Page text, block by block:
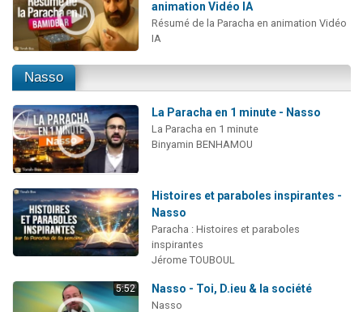
animation Vidéo IA
Résumé de la Paracha en animation Vidéo
IA
Nasso
La Paracha en 1 minute - Nasso
La Paracha en 1 minute
Binyamin BENHAMOU
Histoires et paraboles inspirantes -
Nasso
Paracha : Histoires et paraboles
inspirantes
Jérome TOUBOUL
5:52 Nasso - Toi, D.ieu & la société
Nasso